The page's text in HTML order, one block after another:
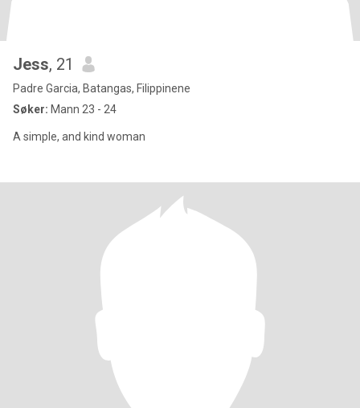
Jess, 21
Padre Garcia, Batangas, Filippinene
Søker: Mann 23 - 24
A simple, and kind woman